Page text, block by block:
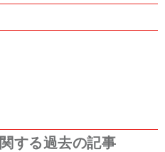
する過去の記事